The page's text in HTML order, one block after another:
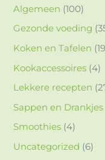
Algemeen (100)
Gezonde voeding
Koken en Tafelen
Kookaccessoires (4)
Lekkere recepten
Sappen en Drankjes
Smoothies (4)
Uncategorized (6)